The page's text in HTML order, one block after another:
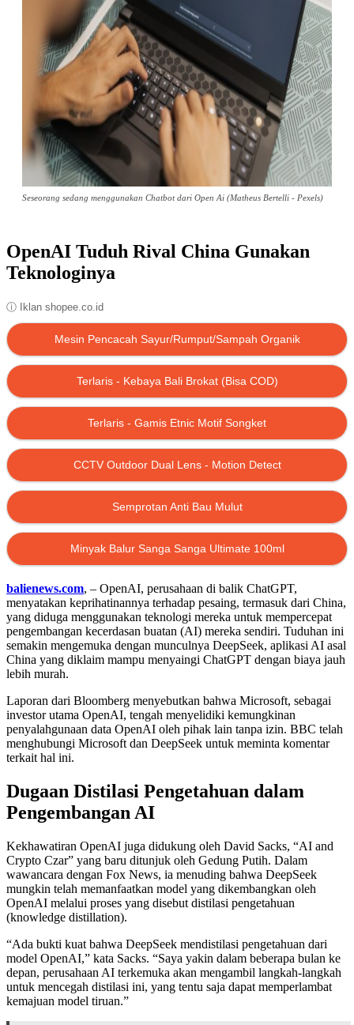
Seseorang sedang menggunakan Chatbot dari Open Ai (Matheus Bertelli - Pexels)
OpenAI Tuduh Rival China Gunakan
Teknologinya
ⓘ Iklan shopee.co.id
Mesin Pencacah Sayur/Rumput/Sampah Organik
Terlaris - Kebaya Bali Brokat (Bisa COD)
Terlaris - Gamis Etnic Motif Songket
CCTV Outdoor Dual Lens - Motion Detect
Semprotan Anti Bau Mulut
Minyak Balur Sanga Sanga Ultimate 100ml
balienews.com, – OpenAI, perusahaan di balik ChatGPT,
menyatakan keprihatinannya terhadap pesaing, termasuk dari China,
yang diduga menggunakan teknologi mereka untuk mempercepat
pengembangan kecerdasan buatan (AI) mereka sendiri. Tuduhan ini
semakin mengemuka dengan munculnya DeepSeek, aplikasi AI asal
China yang diklaim mampu menyaingi ChatGPT dengan biaya jauh
lebih murah.
Laporan dari Bloomberg menyebutkan bahwa Microsoft, sebagai
investor utama OpenAI, tengah menyelidiki kemungkinan
penyalahgunaan data OpenAI oleh pihak lain tanpa izin. BBC telah
menghubungi Microsoft dan DeepSeek untuk meminta komentar
terkait hal ini.
Dugaan Distilasi Pengetahuan dalam
Pengembangan AI
Kekhawatiran OpenAI juga didukung oleh David Sacks, “AI and
Crypto Czar” yang baru ditunjuk oleh Gedung Putih. Dalam
wawancara dengan Fox News, ia menuding bahwa DeepSeek
mungkin telah memanfaatkan model yang dikembangkan oleh
OpenAI melalui proses yang disebut distilasi pengetahuan
(knowledge distillation).
“Ada bukti kuat bahwa DeepSeek mendistilasi pengetahuan dari
model OpenAI,” kata Sacks. “Saya yakin dalam beberapa bulan ke
depan, perusahaan AI terkemuka akan mengambil langkah-langkah
untuk mencegah distilasi ini, yang tentu saja dapat memperlambat
kemajuan model tiruan.”